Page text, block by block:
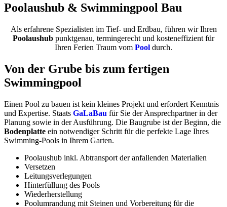
Poolaushub & Swimmingpool Bau
Als erfahrene Spezialisten im Tief- und Erdbau, führen wir Ihren
Poolaushub punktgenau, termingerecht und kosteneffizient für
Ihren Ferien Traum vom Pool durch.
Von der Grube bis zum fertigen
Swimmingpool
Einen Pool zu bauen ist kein kleines Projekt und erfordert Kenntnis
und Expertise. Staats GaLaBau für Sie der Ansprechpartner in der
Planung sowie in der Ausführung. Die Baugrube ist der Beginn, die
Bodenplatte ein notwendiger Schritt für die perfekte Lage Ihres
Swimming-Pools in Ihrem Garten.
Poolaushub inkl. Abtransport der anfallenden Materialien
Versetzen
Leitungsverlegungen
Hinterfüllung des Pools
Wiederherstellung
Poolumrandung mit Steinen und Vorbereitung für die